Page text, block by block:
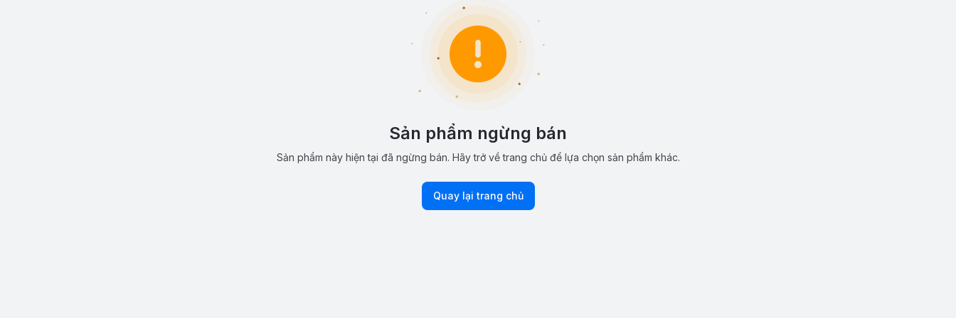
Sản phẩm ngừng bán
Sản phẩm này hiện tại đã ngừng bán. Hãy trở về trang chủ để lựa chọn sản phẩm khác.
Quay lại trang chủ